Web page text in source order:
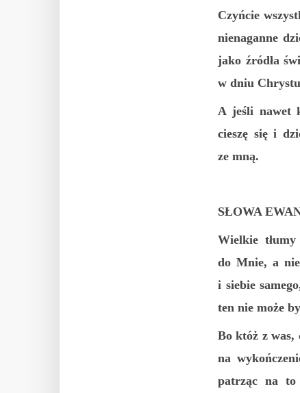
Czyńcie
nienaganne
jako źródła
w dniu
A jeśli nawet
cieszę się i
ze mną.
SŁOWA
Wielkie
do Mnie, a
i siebie
ten nie może
Bo któż z was,
na
patrząc na to